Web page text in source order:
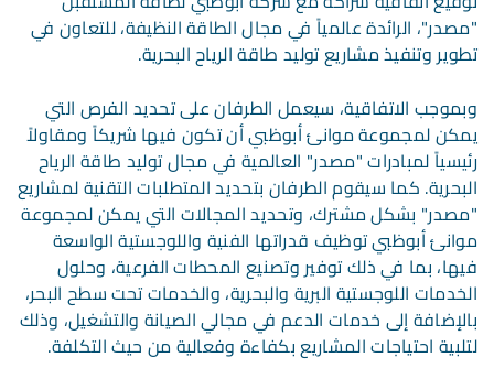
"مصدر"، الرائدة عالمياً في مجال الطاقة النظيفة، للتعاون في
تطوير وتنفيذ مشاريع توليد طاقة الرياح البحرية.
وبموجب الاتفاقية، سيعمل الطرفان على تحديد الفرص التي
يمكن لمجموعة موانئ أبوظبي أن تكون فيها شريكاً ومقاولاً
رئيسياً لمبادرات "مصدر" العالمية في مجال توليد طاقة الرياح
البحرية. كما سيقوم الطرفان بتحديد المتطلبات التقنية لمشاريع
"مصدر" بشكل مشترك، وتحديد المجالات التي يمكن لمجموعة
موانئ أبوظبي توظيف قدراتها الفنية واللوجستية الواسعة
فيها، بما في ذلك توفير وتصنيع المحطات الفرعية، وحلول
الخدمات اللوجستية البرية والبحرية، والخدمات تحت سطح البحر،
بالإضافة إلى خدمات الدعم في مجالي الصيانة والتشغيل، وذلك
لتلبية احتياجات المشاريع بكفاءة وفعالية من حيث التكلفة.